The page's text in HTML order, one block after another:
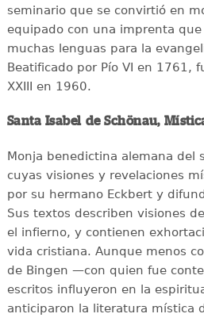
seminario que se convirtió en
equipado con una imprenta
muchas lenguas para la
Beatificado por Pío VI en 1761,
XXIII en 1960.
Santa Isabel de Schönau,
Monja benedictina alemana del
cuyas visiones y revelaciones
por su hermano Eckbert y
Sus textos describen visiones
el infierno, y contienen
vida cristiana. Aunque menos
de Bingen —con quien fue
escritos influyeron en la
anticiparon la literatura mística